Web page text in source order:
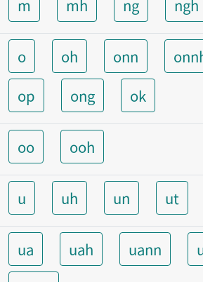
m mh ng ngh
o oh onn
op
ong ok
oo ooh
u uh un ut
ua uah uann